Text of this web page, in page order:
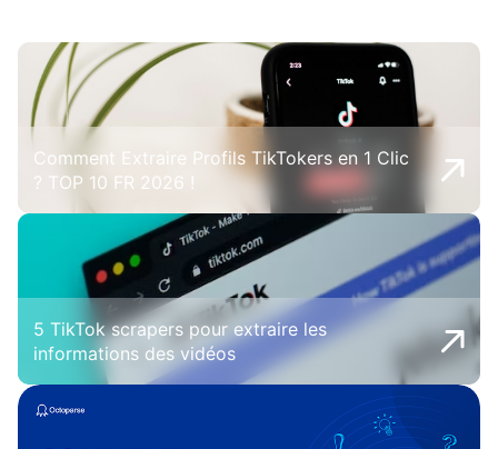
Comment Extraire Profils TikTokers en 1 Clic
? TOP 10 FR 2026 !
5 TikTok scrapers pour extraire les
informations des vidéos